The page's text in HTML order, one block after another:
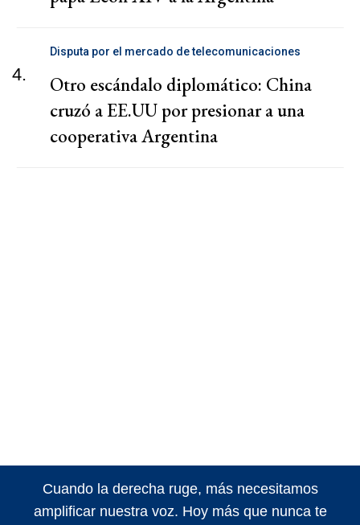
4.
Disputa por el mercado de telecomunicaciones
Otro escándalo diplomático: China
cruzó a EE.UU por presionar a una
cooperativa Argentina
Cuando la derecha ruge, más necesitamos
amplificar nuestra voz. Hoy más que nunca te